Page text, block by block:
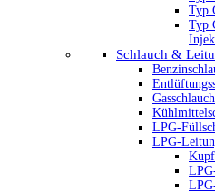
Typ
Typ
Schlauch &
LPG-
LPG-